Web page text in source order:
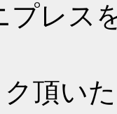
プレス
頂い